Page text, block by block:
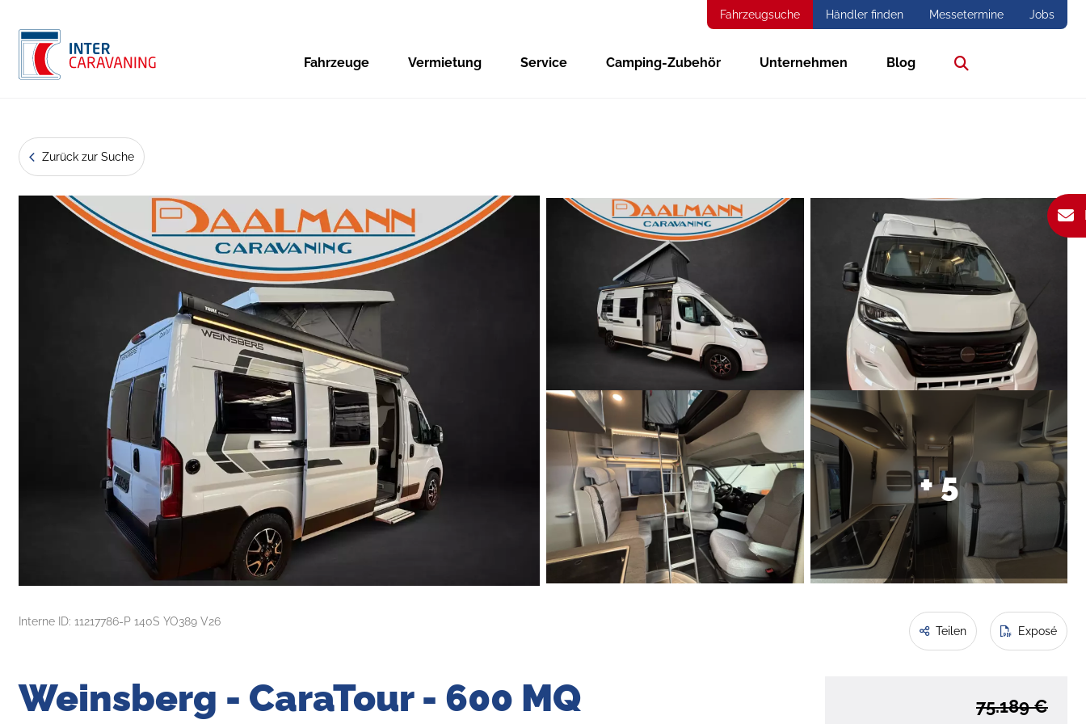
Fahrzeugsuche Händler finden Messetermine Jobs
Fahrzeuge Vermietung Service Camping-Zubehör Unternehmen Blog
Zurück zur Suche
+ 5
Interne ID: 11217786-P 140S YO389 V26
Teilen Exposé
75.189 €
Weinsberg - CaraTour - 600 MQ